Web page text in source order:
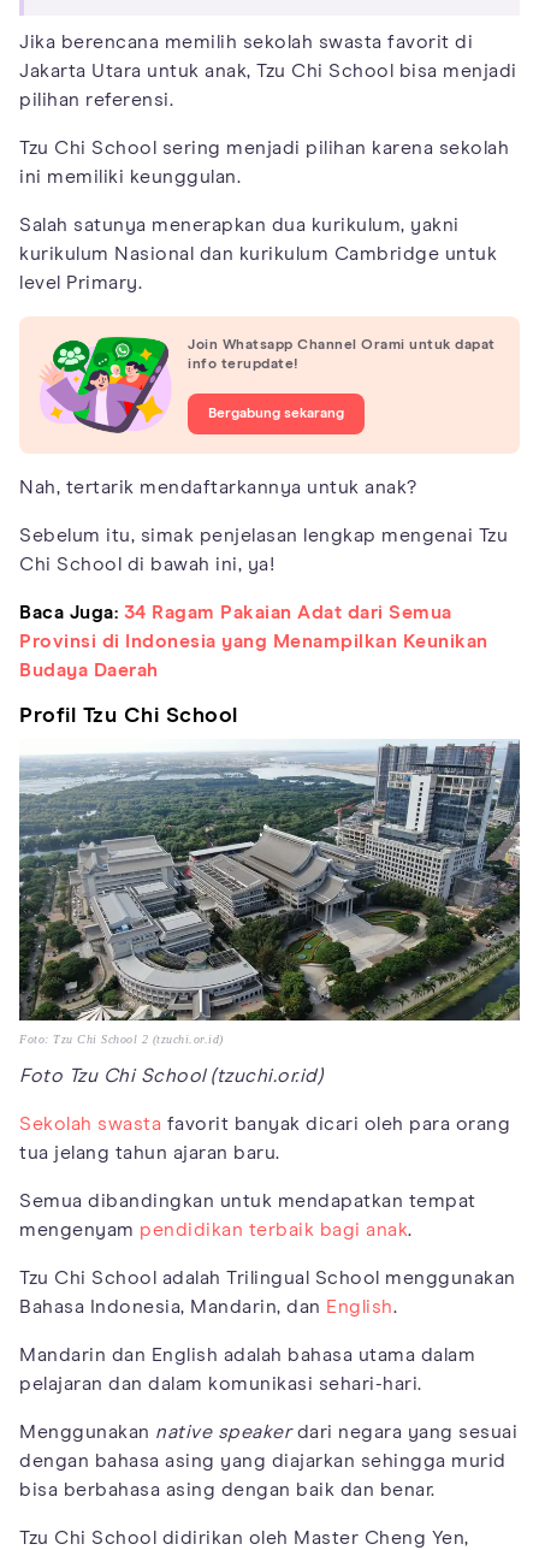
Jika berencana memilih sekolah swasta favorit di
Jakarta Utara untuk anak, Tzu Chi School bisa menjadi
pilihan referensi.
Tzu Chi School sering menjadi pilihan karena sekolah
ini memiliki keunggulan.
Salah satunya menerapkan dua kurikulum, yakni
kurikulum Nasional dan kurikulum Cambridge untuk
level Primary.
Join Whatsapp Channel Orami untuk dapat
info terupdate!
Bergabung sekarang
Nah, tertarik mendaftarkannya untuk anak?
Sebelum itu, simak penjelasan lengkap mengenai Tzu
Chi School di bawah ini, ya!
Baca Juga: 34 Ragam Pakaian Adat dari Semua
Provinsi di Indonesia yang Menampilkan Keunikan
Budaya Daerah
Profil Tzu Chi School
Foto: Tzu Chi School 2 (tzuchi.or.id)
Foto Tzu Chi School (tzuchi.or.id)
Sekolah swasta favorit banyak dicari oleh para orang
tua jelang tahun ajaran baru.
Semua dibandingkan untuk mendapatkan tempat
mengenyam pendidikan terbaik bagi anak.
Tzu Chi School adalah Trilingual School menggunakan
Bahasa Indonesia, Mandarin, dan English.
Mandarin dan English adalah bahasa utama dalam
pelajaran dan dalam komunikasi sehari-hari.
Menggunakan native speakerdari negara yang sesuai
dengan bahasa asing yang diajarkan sehingga murid
bisa berbahasa asing dengan baik dan benar.
Tzu Chi School didirikan oleh Master Cheng Yen,